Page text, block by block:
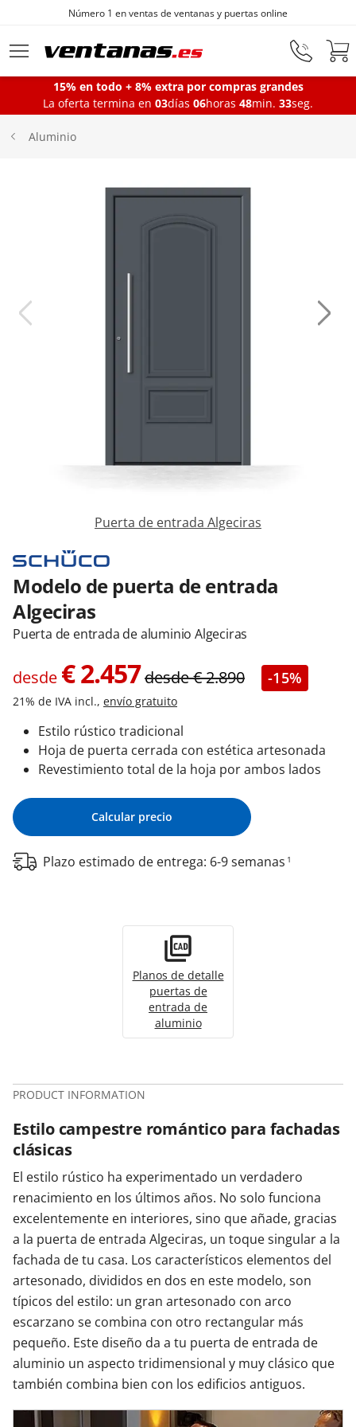
Ir al contenido principal
Número 1 en ventas de ventanas y puertas online
Ventanas
Puertas Entrada
Iniciar sesión
Contacta con nosotros
15% en todo + 8% extra por compras grandes
La oferta termina en 03días 06horas 48min. 33seg.
Aluminio
Puerta de entrada Algeciras
Modelo de puerta de entrada
Algeciras
Puerta de entrada de aluminio Algeciras
desde €2.457desde€2.890 -15%
21% de IVA incl., envío gratuito
Estilo rústico tradicional
Hoja de puerta cerrada con estética artesonada
Revestimiento total de la hoja por ambos lados
Calcular precio
Plazo estimado de entrega: 6-9 semanas 1
Planos de detalle
puertas de
entrada de
aluminio
PRODUCT INFORMATION
Estilo campestre romántico para fachadas
clásicas
El estilo rústico ha experimentado un verdadero
renacimiento en los últimos años. No solo funciona
excelentemente en interiores, sino que añade, gracias
a la puerta de entrada Algeciras, un toque singular a la
fachada de tu casa. Los característicos elementos del
artesonado, divididos en dos en este modelo, son
típicos del estilo: un gran artesonado con arco
escarzano se combina con otro rectangular más
pequeño. Este diseño da a tu puerta de entrada de
aluminio un aspecto tridimensional y muy clásico que
también combina bien con los edificios antiguos.